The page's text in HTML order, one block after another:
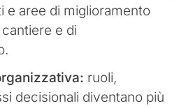
e aree di miglioramento
e di
ruoli,
decisionali diventano più